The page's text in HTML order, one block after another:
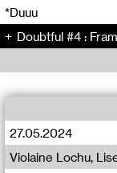
*Duuu
Doubtful #4 :
27.05.2024
Violaine Lochu,
00
00